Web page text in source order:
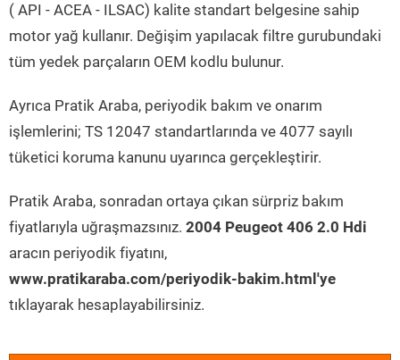
( API - ACEA - ILSAC) kalite standart belgesine sahip
motor yağ kullanır. Değişim yapılacak filtre gurubundaki
tüm yedek parçaların OEM kodlu bulunur.
Ayrıca Pratik Araba, periyodik bakım ve onarım
işlemlerini; TS 12047 standartlarında ve 4077 sayılı
tüketici koruma kanunu uyarınca gerçekleştirir.
Pratik Araba, sonradan ortaya çıkan sürpriz bakım
fiyatlarıyla uğraşmazsınız. 2004 Peugeot 406 2.0 Hdi
aracın periyodik fiyatını,
www.pratikaraba.com/periyodik-bakim.html'ye
tıklayarak hesaplayabilirsiniz.